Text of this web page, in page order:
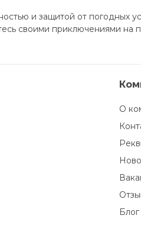
и защитой от погодных
своими приключениями на
О
Блог